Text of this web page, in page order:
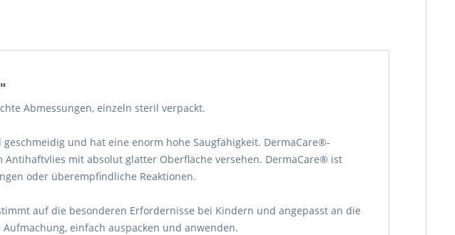
Abmessungen, einzeln steril verpackt.
und hat eine enorm hohe Saugfähigkeit. DermaCare®-
mit absolut glatter Oberfläche versehen. DermaCare® ist
oder überempfindliche Reaktionen.
auf die besonderen Erfordernisse bei Kindern und angepasst an die
einfach auspacken und anwenden.